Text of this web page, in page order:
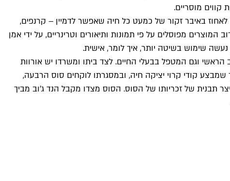
מוסריים.
ביצירת דילדואים בצורת איברי מין של בעלי חיים. תמורת 35־300 דולר תוכלו לאחוז באיבר זקור של כמעט כל חיה שאפשר לדמיין – קרנפים,
מפוסלים על פי תמונות ותיאורים וטרינריים, על ידי אמן
שימוש בשיטה יותר, איך לומר, אישית.
וגם המטפל בבעלי החיים. לצד ביתו ומשרדו יש אורוות
קודי קרוי יציקה חיה, ובמסגרתו לוקחים סוס הרבעה,
תבנית של זכריותו של הסוס. הסוס מצדו מקבל הנד ג’וב מביך